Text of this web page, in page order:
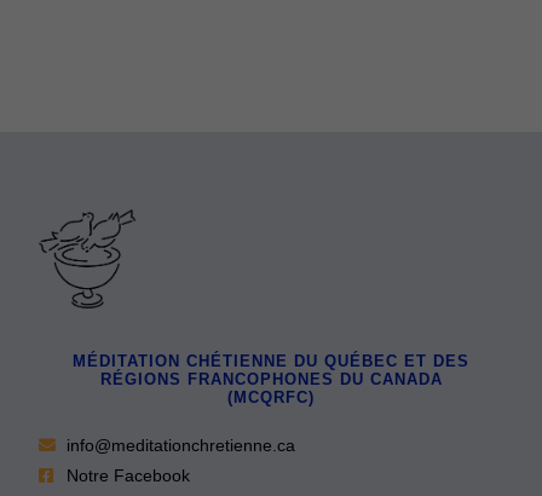
MÉDITATION CHÉTIENNE DU QUÉBEC ET DES
RÉGIONS FRANCOPHONES DU CANADA
(MCQRFC)
info@meditationchretienne.ca
Notre Facebook